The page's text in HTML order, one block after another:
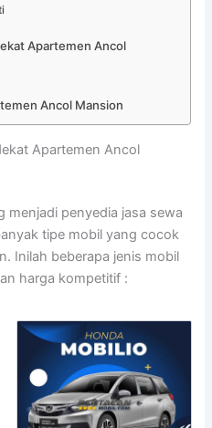
Apartemen Ancol
Ancol Mansion
Apartemen Ancol
menjadi penyedia jasa sewa
tipe mobil yang cocok
Inilah beberapa jenis mobil
harga kompetitif :